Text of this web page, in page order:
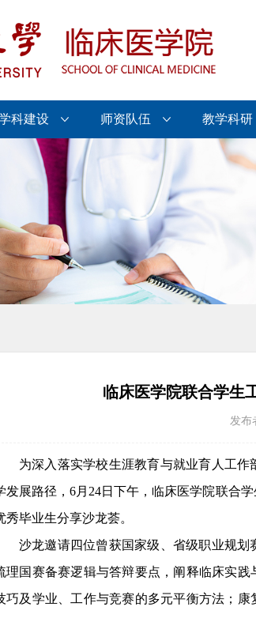
科建设 师资队伍 教学科研
临床医学院联合学生
发布
为深入落实学校生涯教育与就业育人工
发展路径，6月24日下午 ，临床医学院联合
秀毕业生分享沙龙荟。
沙龙邀请四位曾获国家级、省级职业规
理国赛备赛逻辑与答辩要点， 阐释临床实践
巧及学业、工作与竞赛的多元平衡方法； 康